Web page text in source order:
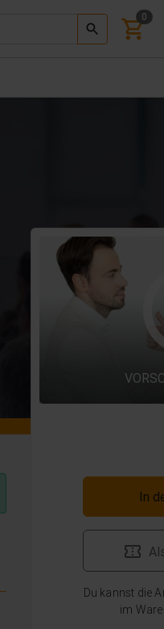
0
In
Du kannst die
im